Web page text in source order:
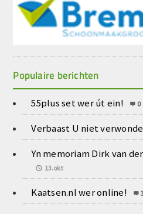
Populaire berichten
55plus set wer út ein! 0
Verbaast U niet
Yn memoriam Dirk van
13.okt
Kaatsen.nl wer online!